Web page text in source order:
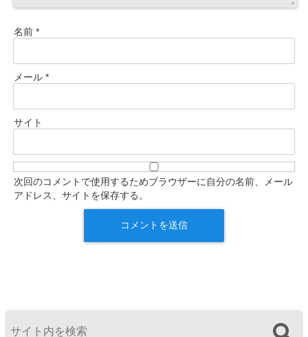
名前 *
メール *
サイト
次回のコメントで使用するためブラウザーに自分の名前、メール
アドレス、サイトを保存する。